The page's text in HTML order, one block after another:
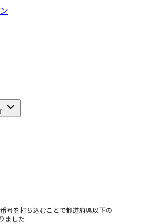
号を打ち込むことで都道府県以下の
ました